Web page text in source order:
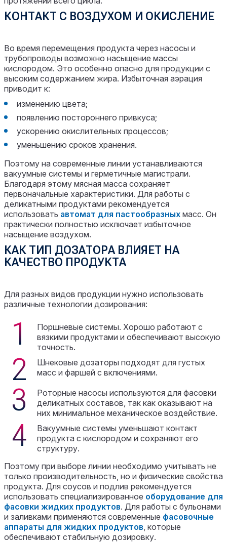
КОНТАКТ С ВОЗДУХОМ И ОКИСЛЕНИЕ
Во время перемещения продукта через насосы и
трубопроводы возможно насыщение массы
кислородом. Это особенно опасно для продукции с
высоким содержанием жира. Избыточная аэрация
приводит к:
изменению цвета;
появлению постороннего привкуса;
ускорению окислительных процессов;
уменьшению сроков хранения.
Поэтому на современные линии устанавливаются
вакуумные системы и герметичные магистрали.
Благодаря этому мясная масса сохраняет
первоначальные характеристики. Для работы с
деликатными продуктами рекомендуется
использовать автомат для пастообразных масс. Он
практически полностью исключает избыточное
насыщение воздухом.
КАК ТИП ДОЗАТОРА ВЛИЯЕТ НА
КАЧЕСТВО ПРОДУКТА
Для разных видов продукции нужно использовать
различные технологии дозирования:
Поршневые системы. Хорошо работают с
вязкими продуктами и обеспечивают высокую
точность.
Шнековые дозаторы подходят для густых
масс и фаршей с включениями.
Роторные насосы используются для фасовки
деликатных составов, так как оказывают на
них минимальное механическое воздействие.
Вакуумные системы уменьшают контакт
продукта с кислородом и сохраняют его
структуру.
Поэтому при выборе линии необходимо учитывать не
только производительность, но и физические свойства
продукта. Для соусов и подлив рекомендуется
использовать специализированное оборудование для
фасовки жидких продуктов. Для работы с бульонами
и заливками применяются современные фасовочные
аппараты для жидких продуктов, которые
обеспечивают стабильную дозировку.